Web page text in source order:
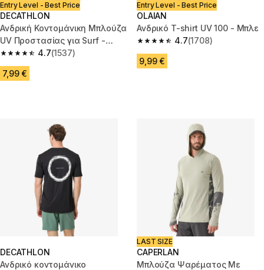
Entry Level - Best Price
DECATHLON
Ανδρική Κοντομάνικη Μπλούζα
UV Προστασίας για Surf -
Λευκή
4.7
4.7 out of 5 stars from 1537 reviews
(1537)
7,99 €
Entry Level - Best Price
OLAIAN
Ανδρικό T-shirt UV 100 - Μπλε
4.7
4.7 out of 5 stars from 1708
(1708)
9,99 €
DECATHLON
Ανδρικό κοντομάνικο
LAST SIZE
CAPERLAN
Μπλούζα Ψαρέματος Με